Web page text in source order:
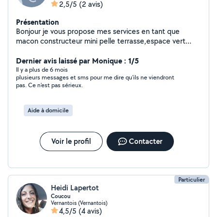
2,5/5 (2 avis)
Présentation
Bonjour je vous propose mes services en tant que
macon constructeur mini pelle terrasse,espace vert
rapide et trés expérimenté .
Dernier avis laissé par Monique : 1/5
Il y a plus de 6 mois
plusieurs messages et sms pour me dire qu'ils ne viendront
pas. Ce n'est pas sérieux.
Aide à domicile
Voir le profil Contacter
Particulier
Heidi Lapertot
Coucou
Vernantois (Vernantois)
4,5/5 (4 avis)